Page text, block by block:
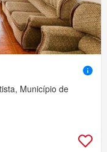
Município de